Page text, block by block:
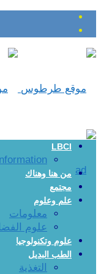
LBCI
من هنا وهناك
مجتمع
علم وعلوم
معلومات
علوم
علوم وتكنولوجيا
الطب البديل
التغذية